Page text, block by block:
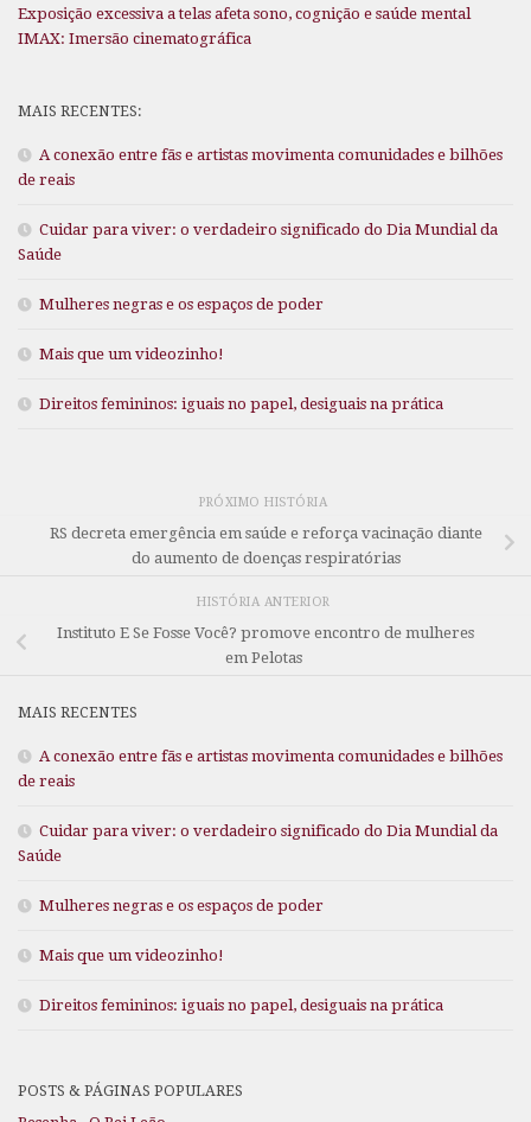
Exposição excessiva a telas afeta sono, cognição e saúde mental
IMAX: Imersão cinematográfica
MAIS RECENTES:
A conexão entre fãs e artistas movimenta comunidades e bilhões
de reais
Cuidar para viver: o verdadeiro significado do Dia Mundial da
Saúde
Mulheres negras e os espaços de poder
Mais que um videozinho!
Direitos femininos: iguais no papel, desiguais na prática
PRÓXIMO HISTÓRIA
RS decreta emergência em saúde e reforça vacinação diante
do aumento de doenças respiratórias
HISTÓRIA ANTERIOR
Instituto E Se Fosse Você? promove encontro de mulheres
em Pelotas
MAIS RECENTES
A conexão entre fãs e artistas movimenta comunidades e bilhões
de reais
Cuidar para viver: o verdadeiro significado do Dia Mundial da
Saúde
Mulheres negras e os espaços de poder
Mais que um videozinho!
Direitos femininos: iguais no papel, desiguais na prática
POSTS & PÁGINAS POPULARES